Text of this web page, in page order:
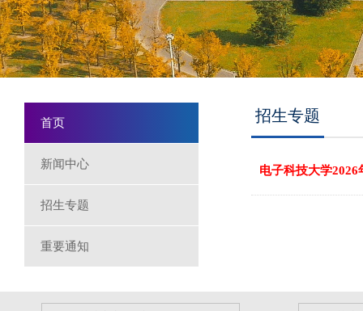
首页
新闻中心
招生专题
重要通知
招生专题
电子科技大学